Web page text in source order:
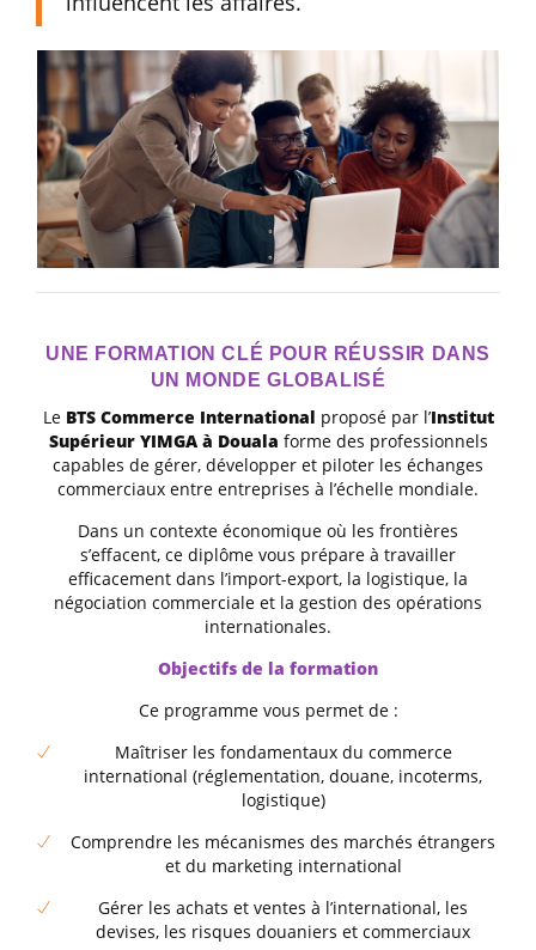
UNE FORMATION CLÉ POUR RÉUSSIR DANS
UN MONDE GLOBALISÉ
Le BTS Commerce International proposé par l’Institut
Supérieur YIMGA à Douala forme des professionnels
capables de gérer, développer et piloter les échanges
commerciaux entre entreprises à l’échelle mondiale.
Dans un contexte économique où les frontières
s’effacent, ce diplôme vous prépare à travailler
efficacement dans l’import-export, la logistique, la
négociation commerciale et la gestion des opérations
internationales.
Objectifs de la formation
Ce programme vous permet de :
Maîtriser les fondamentaux du commerce
international (réglementation, douane, incoterms,
logistique)
Comprendre les mécanismes des marchés étrangers
et du marketing international
Gérer les achats et ventes à l’international, les
devises, les risques douaniers et commerciaux